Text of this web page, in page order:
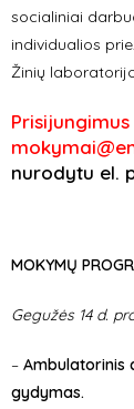
socialiniai
individualios
Žinių
Prisijungimus
nurodytu el.
MOKYMŲ
Gegužės 14 d.
– Ambulatorinis
gydymas.